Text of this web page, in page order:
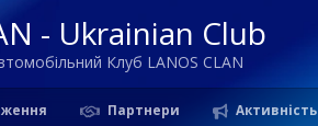
- Ukrainian Club
Клуб LANOS CLAN
Партнери Активність